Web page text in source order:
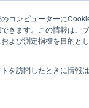
コンピューターに
きます。この情報は、
よび測定指標を目的と
を訪問したときに情報